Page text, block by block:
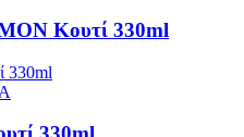
Κουτί 330ml